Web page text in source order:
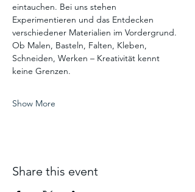
eintauchen. Bei uns stehen
Experimentieren und das Entdecken
verschiedener Materialien im Vordergrund.
Ob Malen, Basteln, Falten, Kleben,
Schneiden, Werken – Kreativität kennt
keine Grenzen.
Show More
Share this event